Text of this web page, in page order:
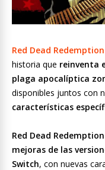
Red Dead Redemption
historia que reinventa
plaga apocalíptica
disponibles juntos con
características
Red Dead Redemption
mejoras de las
Switch, con nuevas